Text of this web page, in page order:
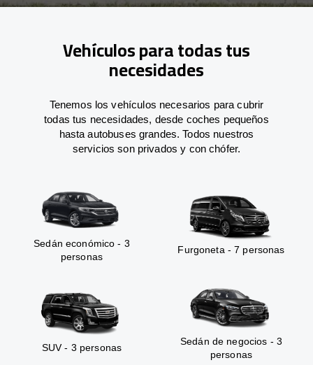
Vehículos para todas tus
necesidades
Tenemos los vehículos necesarios para cubrir
todas tus necesidades, desde coches pequeños
hasta autobuses grandes. Todos nuestros
servicios son privados y con chófer.
Sedán económico - 3
personas
Furgoneta - 7 personas
SUV - 3 personas
Sedán de negocios - 3
personas